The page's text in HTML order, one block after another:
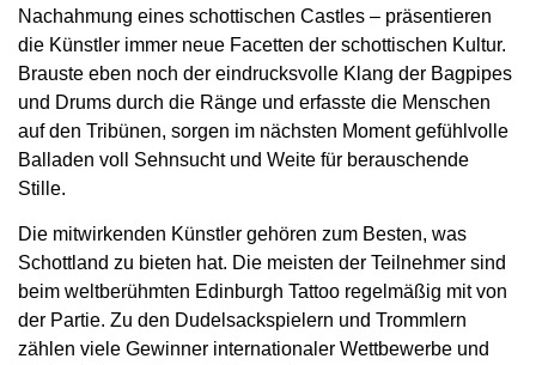
Nachahmung eines schottischen Castles – präsentieren
die Künstler immer neue Facetten der schottischen Kultur.
Brauste eben noch der eindrucksvolle Klang der Bagpipes
und Drums durch die Ränge und erfasste die Menschen
auf den Tribünen, sorgen im nächsten Moment gefühlvolle
Balladen voll Sehnsucht und Weite für berauschende
Stille.
Die mitwirkenden Künstler gehören zum Besten, was
Schottland zu bieten hat. Die meisten der Teilnehmer sind
beim weltberühmten Edinburgh Tattoo regelmäßig mit von
der Partie. Zu den Dudelsackspielern und Trommlern
zählen viele Gewinner internationaler Wettbewerbe und